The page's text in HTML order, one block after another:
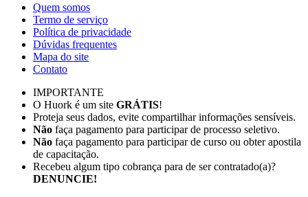
Quem somos
Termo de serviço
Política de privacidade
Dúvidas frequentes
Mapa do site
Contato
IMPORTANTE
O Huork é um site GRÁTIS!
Proteja seus dados, evite compartilhar informações sensíveis.
Não faça pagamento para participar de processo seletivo.
Não faça pagamento para participar de curso ou obter apostila
de capacitação.
Recebeu algum tipo cobrança para de ser contratado(a)?
DENUNCIE!